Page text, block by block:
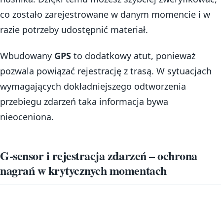
co zostało zarejestrowane w danym momencie i w
razie potrzeby udostępnić materiał.
Wbudowany GPS to dodatkowy atut, ponieważ
pozwala powiązać rejestrację z trasą. W sytuacjach
wymagających dokładniejszego odtworzenia
przebiegu zdarzeń taka informacja bywa
nieoceniona.
G-sensor i rejestracja zdarzeń – ochrona
nagrań w krytycznych momentach